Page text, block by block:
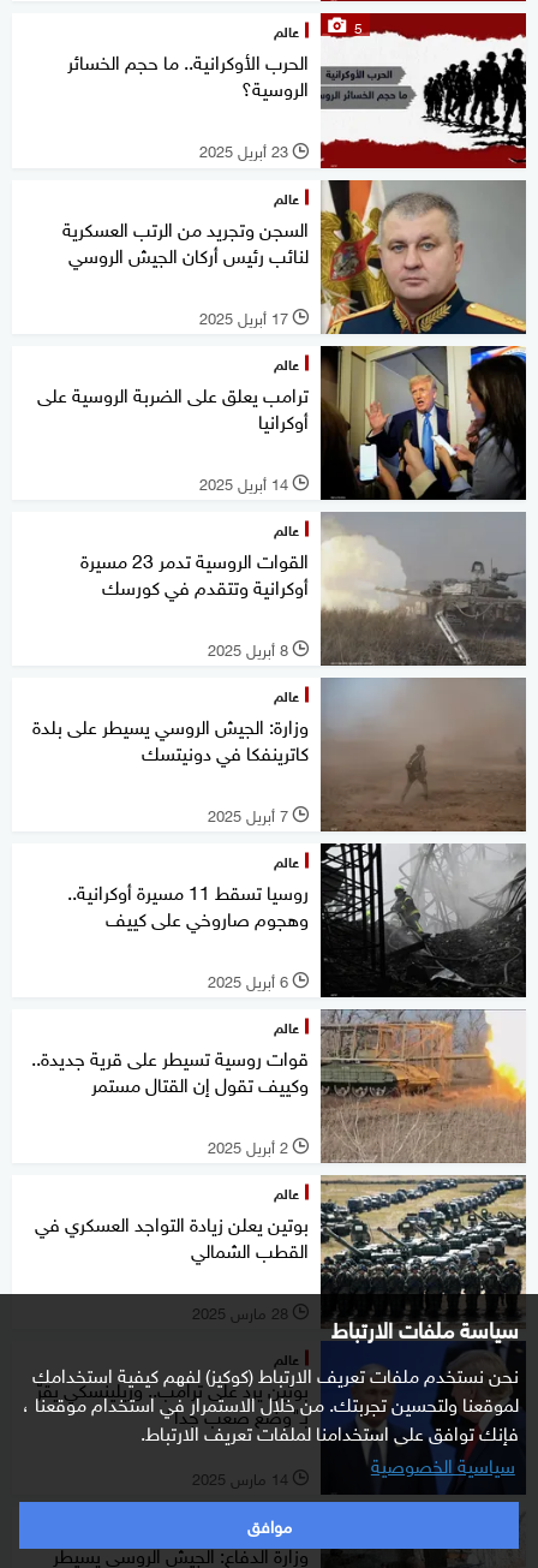
سياسة ملفات الارتباط
نحن نستخدم ملفات تعريف الارتباط (كوكيز) لفهم كيفية استخدامك
لموقعنا ولتحسين تجربتك. من خلال الاستمرار في استخدام موقعنا ،
فإنك توافق على استخدامنا لملفات تعريف الارتباط.
سياسية الخصوصية
موافق
5 عالم
الحرب الأوكرانية.. ما حجم الخسائر
الروسية؟
l 23 أبريل 2025
عالم
السجن وتجريد من الرتب العسكرية
لنائب رئيس أركان الجيش الروسي
l 17 أبريل 2025
عالم
ترامب يعلق على الضربة الروسية على
أوكرانيا
l 14 أبريل 2025
عالم
القوات الروسية تدمر 23 مسيرة
أوكرانية وتتقدم في كورسك
l 8 أبريل 2025
عالم
وزارة: الجيش الروسي يسيطر على بلدة
كاترينفكا في دونيتسك
l 7 أبريل 2025
عالم
روسيا تسقط 11 مسيرة أوكرانية..
وهجوم صاروخي على كييف
l 6 أبريل 2025
عالم
قوات روسية تسيطر على قرية جديدة..
وكييف تقول إن القتال مستمر
l 2 أبريل 2025
عالم
بوتين يعلن زيادة التواجد العسكري في
القطب الشمالي
l 28 مارس 2025
عالم
بوتين يرد على ترامب.. وزيلينسكي يقرّ
بـ"وضع صعب جدا"
l 14 مارس 2025
عالم
وزارة الدفاع: الجيش الروسي يسيطر